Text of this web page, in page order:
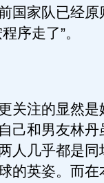
国家队已经原
序走了”。
注的显然是
己和男友林丹
人几乎都是
的英姿。而在